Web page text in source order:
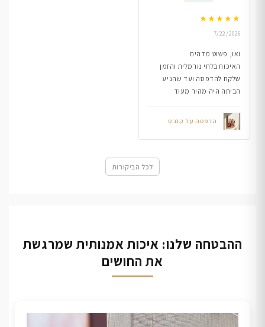
★★★★★
7/22/2026
ואו, פשוט מדהים
האיכות בלתי נורמלית והזמן
שלקח להדפסה ועד שהגיע
הביתה היה מהיר מעוד
הדפסה על קנבס
לכל הביקורות
ההבטחה שלנו: איכות אמנותית שמרגשת
את החושים